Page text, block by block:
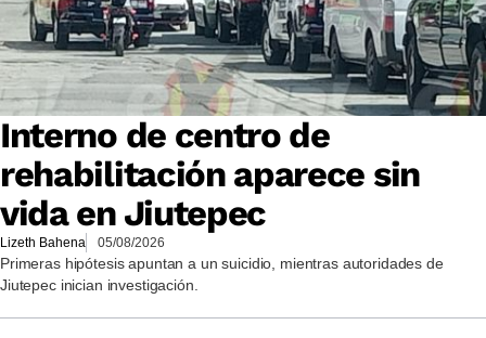
Interno de centro de
rehabilitación aparece sin
vida en Jiutepec
Lizeth Bahena 05/08/2026
Primeras hipótesis apuntan a un suicidio, mientras autoridades de
Jiutepec inician investigación.